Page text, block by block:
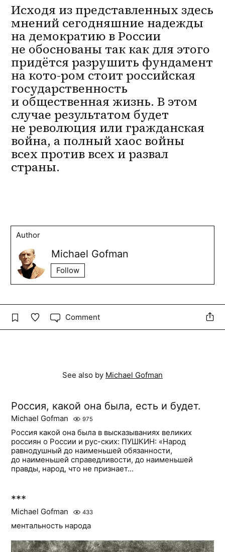
Исходя из представленных здесь
мнений сегодняшние надежды
на демократию в России
не обоснованы так как для этого
придётся разрушить фундамент
на кото-ром стоит российская
государственность
и общественная жизнь. В этом
случае результатом будет
не революция или гражданская
война, а полный хаос войны
всех против всех и развал
страны.
Author
Michael Gofman
Follow
Comment
See also by Michael Gofman
Россия, какой она была, есть и будет.
Michael Gofman 975
Россия какой она была в высказываниях великих
россиян о России и рус-ских: ПУШКИН: «Народ
равнодушный до наименьшей обязанности,
до наименьшей справедливости, до наименьшей
правды, народ, что не признает...
***
Michael Gofman 433
ментальность народа